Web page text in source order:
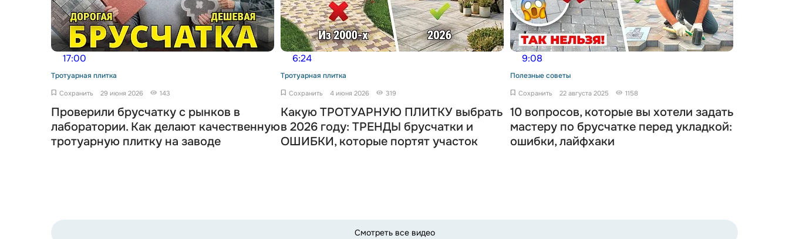
17:00
Тротуарная плитка
Сохранить 29 июня 2026 143
Проверили брусчатку с рынков в
лаборатории. Как делают качественную
тротуарную плитку на заводе
6:24
Тротуарная плитка
Сохранить 4 июня 2026 319
Какую ТРОТУАРНУЮ ПЛИТКУ выбрать
в 2026 году: ТРЕНДЫ брусчатки и
ОШИБКИ, которые портят участок
9:08
Полезные советы
Сохранить 22 августа 2025 1158
10 вопросов, которые вы хотели задать
мастеру по брусчатке перед укладкой:
ошибки, лайфхаки
Смотреть все видео